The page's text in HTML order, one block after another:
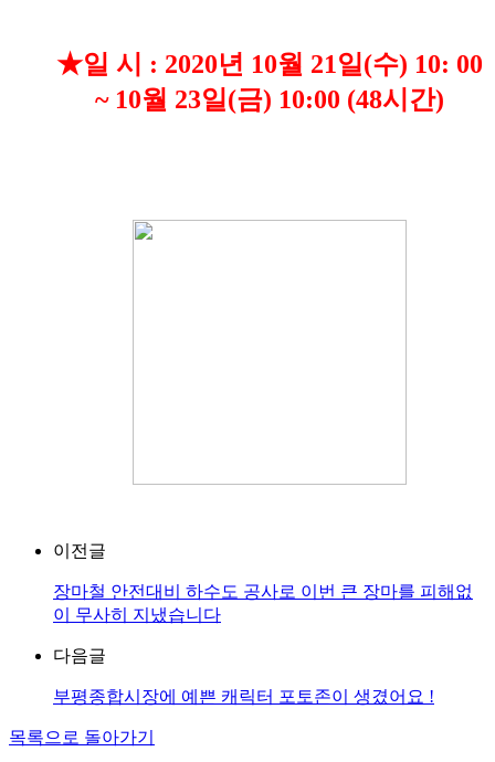
★일 시 : 2020년 10월 21일(수) 10: 00
~ 10월 23일(금) 10:00 (48시간)
이전글
장마철 안전대비 하수도 공사로 이번 큰 장마를 피해없
이 무사히 지냈습니다
다음글
부평종합시장에 예쁜 캐릭터 포토존이 생겼어요 !
목록으로 돌아가기